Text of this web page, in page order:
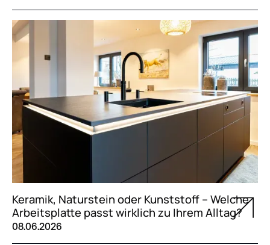
Keramik, Naturstein oder Kunststoff – Welche
Arbeitsplatte passt wirklich zu Ihrem Alltag?
08.06.2026